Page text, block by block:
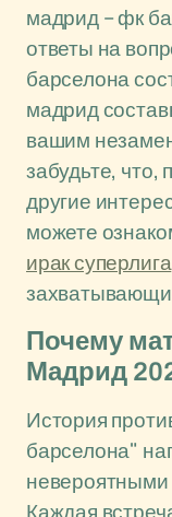
мадрид – фк
ответы на
барселона
мадрид
вашим
забудьте,
другие
можете
ирак суперлига
Почему
Мадрид
История
барселона"